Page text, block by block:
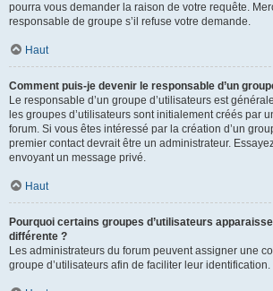
pourra vous demander la raison de votre requête.
responsable de groupe s’il refuse votre demande.
Haut
Comment puis-je devenir le responsable d’un
Le responsable d’un groupe d’utilisateurs est
les groupes d’utilisateurs sont initialement créés par
forum. Si vous êtes intéressé par la création d’un
premier contact devrait être un administrateur.
envoyant un message privé.
Haut
Pourquoi certains groupes d’utilisateurs
différente ?
Les administrateurs du forum peuvent assigner une
groupe d’utilisateurs afin de faciliter leur identification.